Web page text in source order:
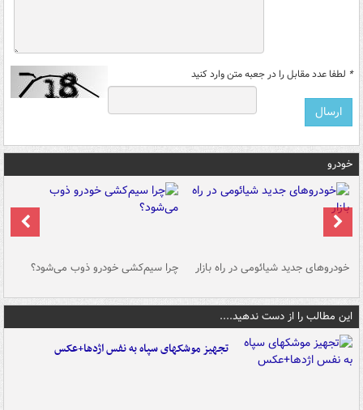
* لطفا عدد مقابل را در جعبه متن وارد کنید
خودرو
خودروهای جدید شیائومی در راه بازار چرا سیم‌کشی خودرو ذوب می‌شود؟
این مطالب را از دست ندهید....
تجهیز موشکهای سپاه به نفس اژدها+عکس